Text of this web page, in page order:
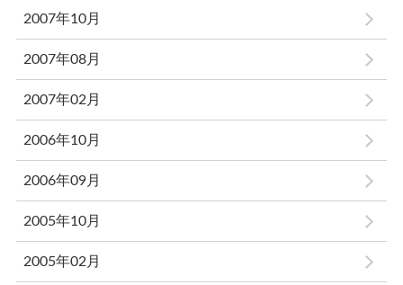
2007年10月
2007年08月
2007年02月
2006年10月
2006年09月
2005年10月
2005年02月